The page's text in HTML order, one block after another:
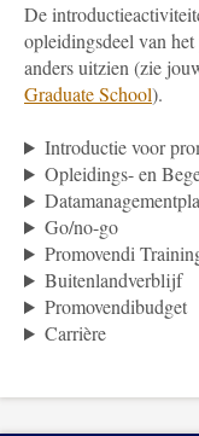
De
opleidingsdeel van
anders uitzien (zie
Graduate School).
Introductie voor
Opleidings- en
Go/no-go
Promovendi
Buitenlandverblijf
Promovendibudget
Carrière